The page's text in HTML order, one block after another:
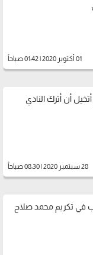
01 أكتوبر 2020 | 01:42 صباحاً
أن أترك النادي
28 سبتمبر 2020 | 08:30 صباحاً
تكريم محمد صلاح